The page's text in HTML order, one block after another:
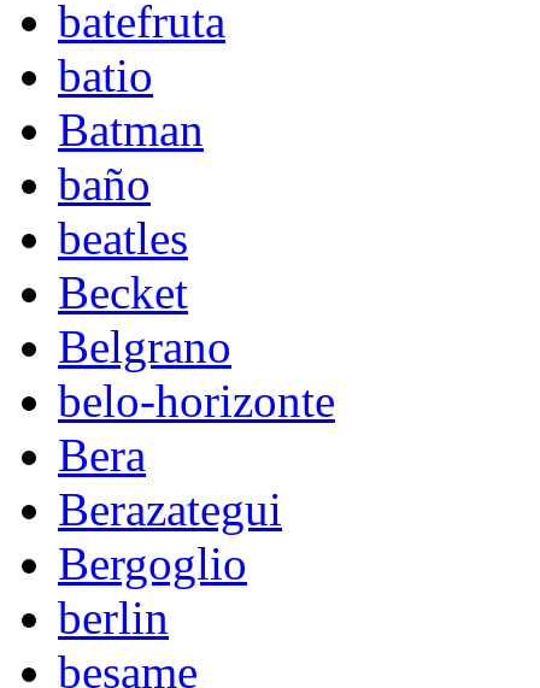
batefruta
batio
Batman
baño
beatles
Becket
Belgrano
belo-horizonte
Bera
Berazategui
Bergoglio
berlin
besame